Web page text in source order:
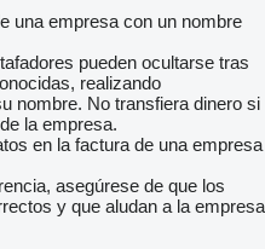
una empresa con un nombre
pueden ocultarse tras
realizando
nombre. No transfiera dinero si
la empresa.
en la factura de una empresa
asegúrese de que los
y que aludan a la empresa